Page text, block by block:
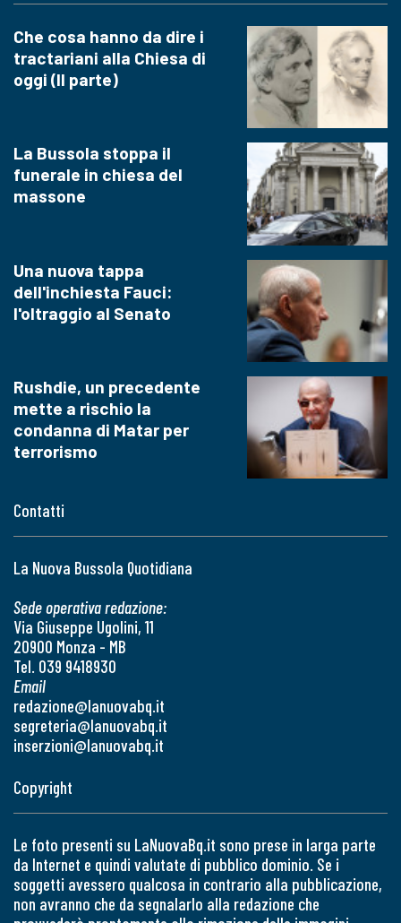
Contatti
La Nuova Bussola Quotidiana
Sede operativa redazione:
Via Giuseppe Ugolini, 11
20900 Monza - MB
Tel. 039 9418930
Email
redazione@lanuovabq.it
segreteria@lanuovabq.it
inserzioni@lanuovabq.it
Che cosa hanno da dire i
tractariani alla Chiesa di
oggi (II parte)
La Bussola stoppa il
funerale in chiesa del
massone
Una nuova tappa
dell'inchiesta Fauci:
l'oltraggio al Senato
Rushdie, un precedente
mette a rischio la
condanna di Matar per
terrorismo
Copyright
Le foto presenti su LaNuovaBq.it sono prese in larga parte
da Internet e quindi valutate di pubblico dominio. Se i
soggetti avessero qualcosa in contrario alla pubblicazione,
non avranno che da segnalarlo alla redazione che